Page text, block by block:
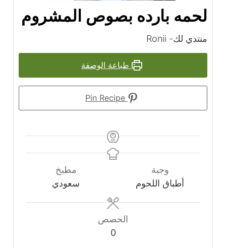
لحمه بارده بصوص المشروم
منتدي لك- Ronii
طباعة الوصفة
Pin Recipe
وجبة
أطباق اللحوم
مطبخ
سعودي
الحصص
0